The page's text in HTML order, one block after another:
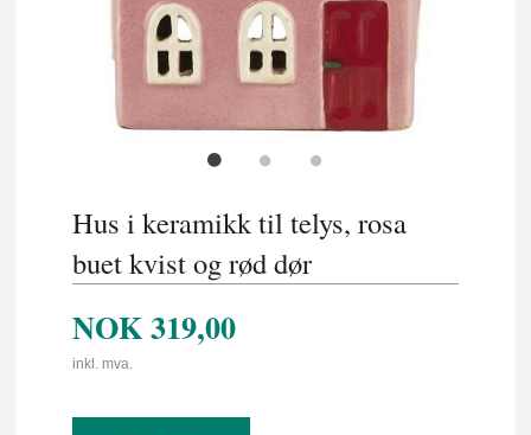
Hus i keramikk til telys, rosa
buet kvist og rød dør
NOK319,00
inkl. mva.